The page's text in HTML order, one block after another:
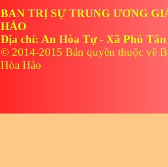
BAN TRỊ SỰ TRUNG ƯƠNG
HẢO
Địa chỉ: An Hòa Tự - Xã Phú
© 2014-2015 Bản quyền thuộc về
Hòa Hảo